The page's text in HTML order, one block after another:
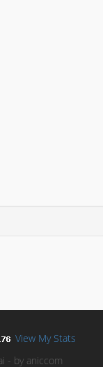
View My Stats
- by aniccom